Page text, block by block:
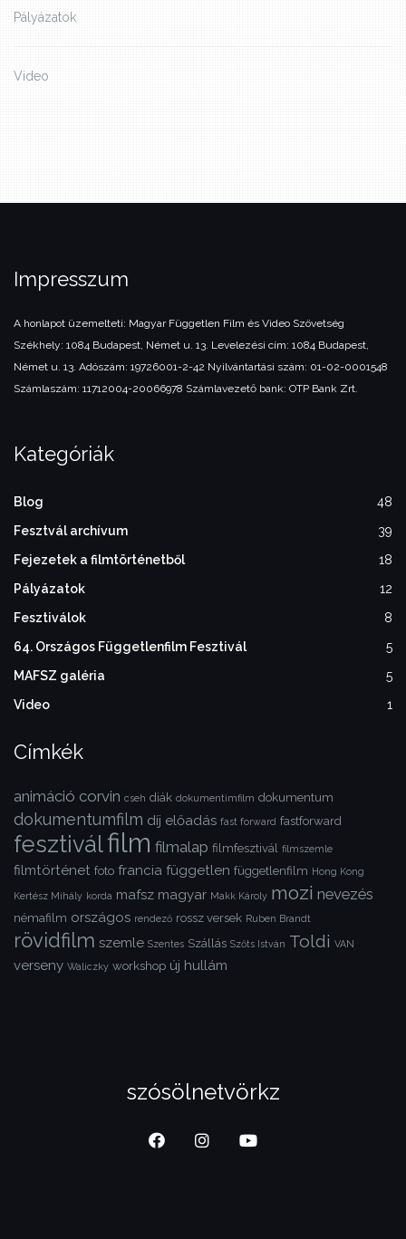
Pályázatok
Video
Impresszum
A honlapot üzemelteti: Magyar Független Film és Video Szövetség
Székhely: 1084 Budapest, Német u. 13. Levelezési cím: 1084 Budapest,
Német u. 13. Adószám: 19726001-2-42 Nyilvántartási szám: 01-02-0001548
Számlaszám: 11712004-20066978 Számlavezető bank: OTP Bank Zrt.
Kategóriák
Blog
48
Fesztvál archívum
39
Fejezetek a filmtörténetből
18
Pályázatok
12
Fesztiválok
8
64. Országos Függetlenfilm Fesztivál
5
MAFSZ galéria
5
Video
1
Címkék
animáció corvin cseh diák dokumentimfilm dokumentum
dokumentumfilm díj előadás fast forward fastforward
fesztiválfilm filmalap filmfesztivál filmszemle
filmtörténet foto francia független függetlenfilm Hong Kong
Kertész Mihály korda mafsz magyar Makk Károly mozi nevezés
némafilm országos rendező rossz versek Ruben Brandt
rövidfilm szemle Szentes Szállás Szőts István Toldi VAN
verseny Waliczky workshop új hullám
szósölnetvörkz